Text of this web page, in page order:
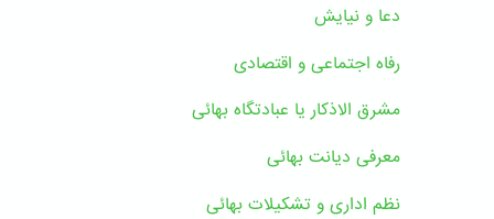
دعا و نیایش
رفاه اجتماعی و اقتصادی
مشرق الاذکار یا عبادتگاه بهائی
معرفی دیانت بهائی
نظم اداری و تشکیلات بهائی